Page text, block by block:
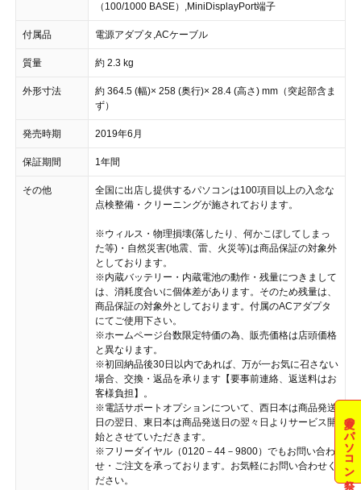
（100/1000 BASE）,MiniDisplayPort端子
付属品 電源アダプタ,ACケーブル
質量 約 2.3 kg
外形寸法
約 364.5 (幅)× 258 (奥行)× 28.4 (高さ) mm（突起部含ま
ず）
発売時期 2019年6月
保証期間 1年間
その他
全国に出店し提供するパソコンは100項目以上の入念な
点検整備・クリーニングが施されております。
※ウィルス・物理損壊(落したり、何かこぼしてしまっ
た等)・自然災害(地震、雷、火災等)は商品保証の対象外
としております。
※内蔵バッテリー・内蔵電池の動作・残量につきまして
は、消耗度合いに個体差があります。そのため残量は、
商品保証の対象外としております。付属のACアダプタ
にてご使用下さい。
※ホームページ台数限定特価の為、販売価格は店頭価格
と異なります。
※初回納品後30日以内であれば、万が一お気に召さない
場合、交換・返品を承ります【要事前連絡、返送料はお
客様負担】。
※電話サポートオプションについて、西日本は商品発送
日の翌日、東日本は商品発送日の翌々日よりサービス開
始とさせていただきます。
※フリーダイヤル（0120－44－9800）でもお問い合わ
せ・ご注文を承っております。お気軽にお問い合わせく
ださい。
夏のパソコン祭